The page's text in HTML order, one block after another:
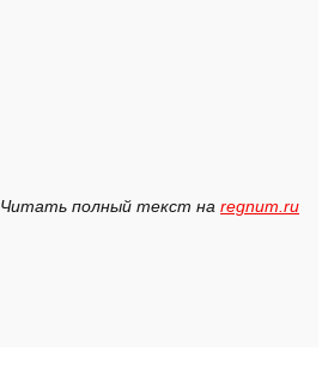
Читать полный текст на regnum.ru